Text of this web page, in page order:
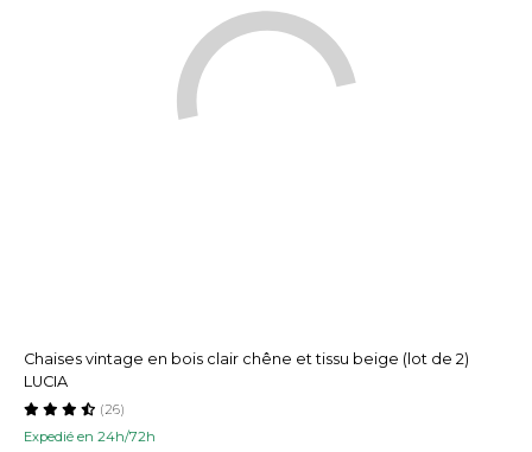
Chaises vintage en bois clair chêne et tissu beige (lot de 2)
LUCIA
Expedié en 24h/72h
(26)